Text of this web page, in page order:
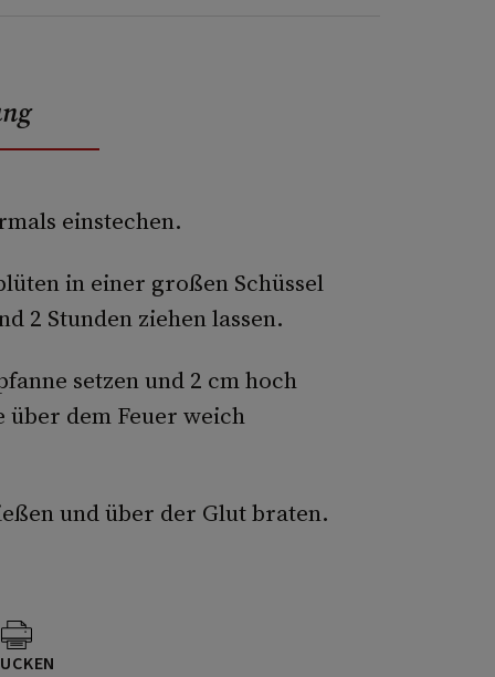
einstechen.
in einer großen Schüssel
2 Stunden ziehen lassen.
setzen und 2 cm hoch
dem Feuer weich
und über der Glut braten.